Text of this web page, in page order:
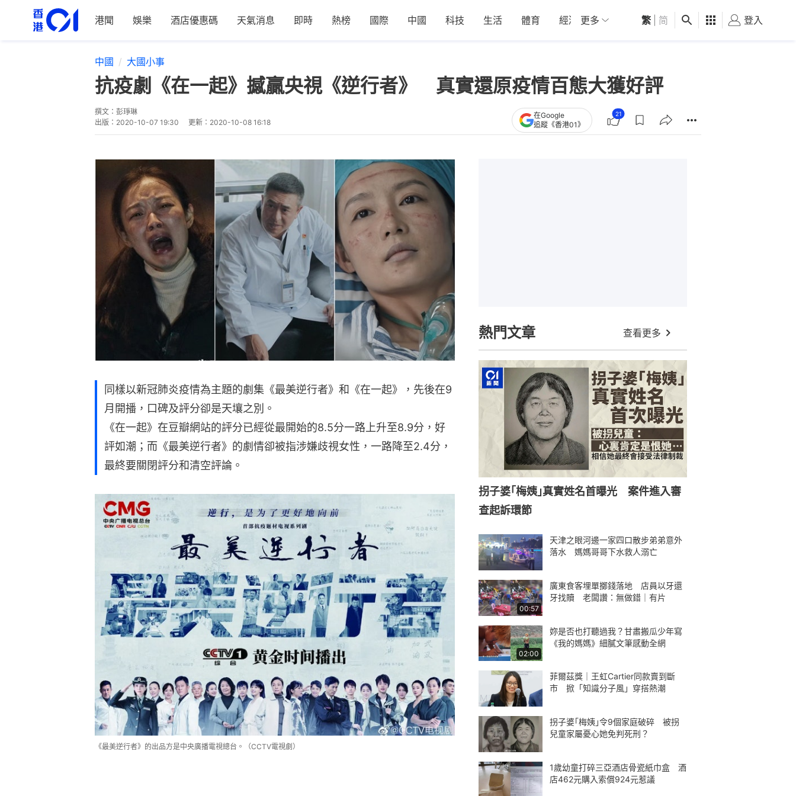
港聞 娛樂 酒店優惠碼 天氣消息 即時 熱榜 國際 中國 科技 生活 體育 經濟 01深圳 觀點 健康 好食玩飛
更多 繁 简 登入
中國 大國小事
抗疫劇《在一起》撼贏央視《逆行者》 真實還原疫情百態大獲好評
撰文： 彭琤琳
出版： 2020-10-07 19:30 更新： 2020-10-08 16:18
在Google
追蹤《香港01》
21
同樣以新冠肺炎疫情為主題的劇集《最美逆行者》和《在一起》，先後在9
月開播，口碑及評分卻是天壤之別。
《在一起》在豆瓣網站的評分已經從最開始的8.5分一路上升至8.9分，好
評如潮；而《最美逆行者》的劇情卻被指涉嫌歧視女性，一路降至2.4分，
最終要關閉評分和清空評論。
《最美逆行者》的出品方是中央廣播電視總台。（CCTV電視劇）
熱門文章 查看更多
拐子婆｢梅姨｣真實姓名首曝光 案件進入審
查起訴環節
天津之眼河邊一家四口散步弟弟意外
落水 媽媽哥哥下水救人溺亡
00:57
廣東食客埋單擲錢落地 店員以牙還
牙找贖 老闆讚：無做錯｜有片
02:00
妳是否也打聽過我？甘肅搬瓜少年寫
《我的媽媽》細膩文筆感動全網
菲爾茲獎｜王虹Cartier同款賣到斷
市 掀「知識分子風」穿搭熱潮
拐子婆｢梅姨｣令9個家庭破碎 被拐
兒童家屬憂心她免判死刑？
1歲幼童打碎三亞酒店骨瓷紙巾盒 酒
店462元購入索償924元惹議